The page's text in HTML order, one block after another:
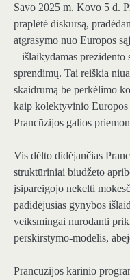
Savo 2025 m. Kovo 5 d.
praplėtė diskursą,
atgrasymo nuo Europos
– išlaikydamas prezidento
sprendimų. Tai reiškia
skaidrumą be perkėlimo
kaip kolektyvinio Europos
Prancūzijos galios
Vis dėlto didėjančias
struktūriniai biudžeto
įsipareigojo nekelti
padidėjusias gynybos
veiksmingai nurodanti
perskirstymo-modelis,
Prancūzijos karinio